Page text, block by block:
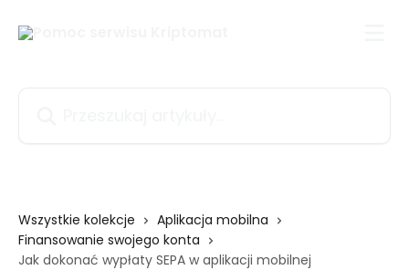
Wszystkie kolekcje
Aplikacja mobilna
Finansowanie swojego konta
Jak dokonać wypłaty SEPA w aplikacji mobilnej